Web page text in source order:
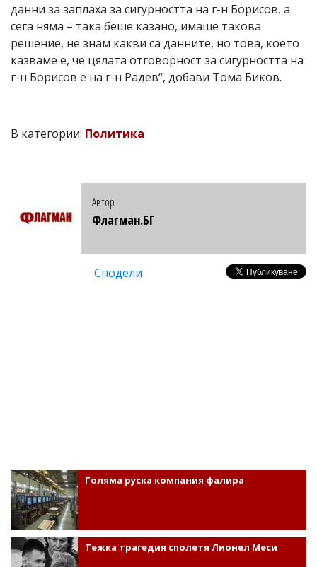
данни за заплаха за сигурността на г-н Борисов, а
сега няма – така беше казано, имаше такова
решение, не знам какви са данните, но това, което
казваме е, че цялата отговорност за сигурността на
г-н Борисов е на г-н Радев“, добави Тома Биков.
В категории: Политика
Автор
Флагман.БГ
Сподели
Голяма руска компания фалира
Тежка трагедия сполетя Лионел Меси